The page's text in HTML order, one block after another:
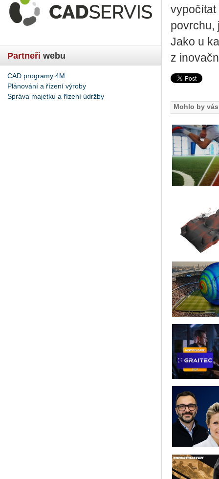
Partneři webu
CAD programy 4M
Plánování a řízení výroby
Správa majetku a řízení údržby
vypočítat
povrchu,
Jako u
z
Mohlo by